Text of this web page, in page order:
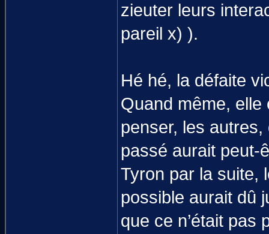
zieuter leurs
pareil x) ).
Hé hé, la défaite
Quand même, elle
penser, les autres,
passé aurait peut-
Tyron par la suite,
possible aurait dû
que ce n’était pas